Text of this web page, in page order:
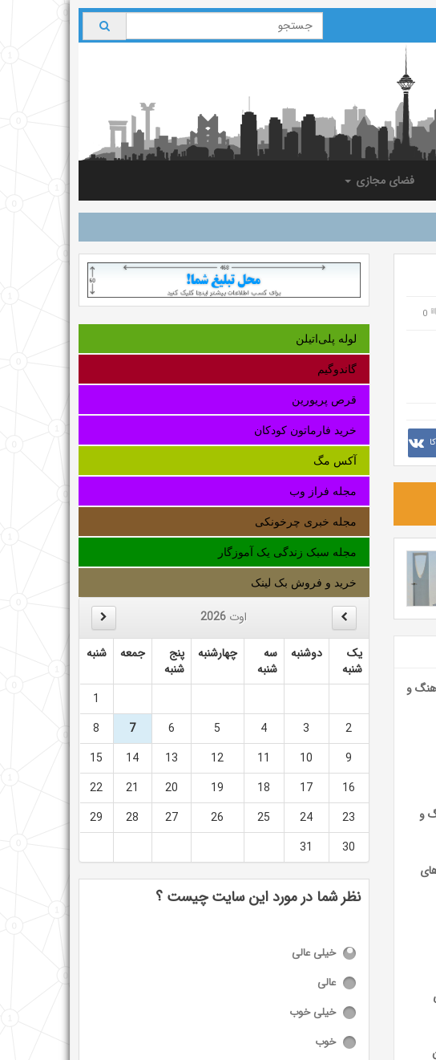
فضای مجازی
0
و
لوله‌ پلی‌اتیلن
گاندوگیم
قرص پریورین
خرید فارماتون کودکان
آکس مگ
مجله فراز وب
مجله خبری چرخونکی
مجله سبک زندگی یک آموزگار
خرید و فروش بک لینک
اوت 2026
یک
شنبه
دوشنبه
سه
شنبه
چهارشنبه
پنج
شنبه
جمعه شنبه
1
2
3
4
5
6
7
8
9
10
11
12
13
14
15
16
17
18
19
20
21
22
23
24
25
26
27
28
29
30
31
نظر شما در مورد این سایت چیست ؟
خیلی عالی
عالی
خیلی خوب
خوب